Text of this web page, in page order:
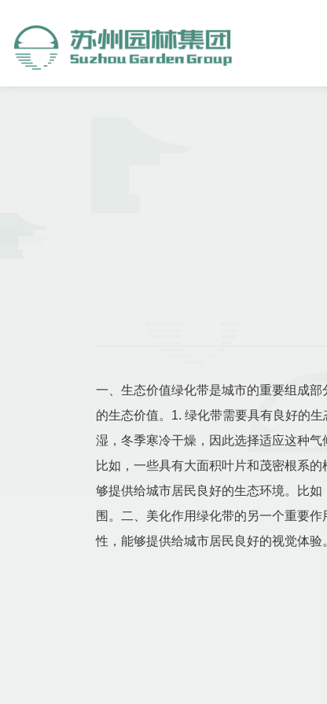
一、生态价值绿化带是城市的重要组成
的生态价值。1. 绿化带需要具有良好的
湿，冬季寒冷干燥，因此选择适应这种
比如，一些具有大面积叶片和茂密根系
够提供给城市居民良好的生态环境。比
围。二、美化作用绿化带的另一个重要
性，能够提供给城市居民良好的视觉体